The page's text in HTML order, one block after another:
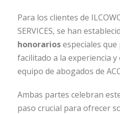
Para los clientes de
SERVICES, se han
honorariosespeciales
facilitado a la experiencia y
equipo de abogados de
Ambas partes celebran
paso crucial para ofrecer